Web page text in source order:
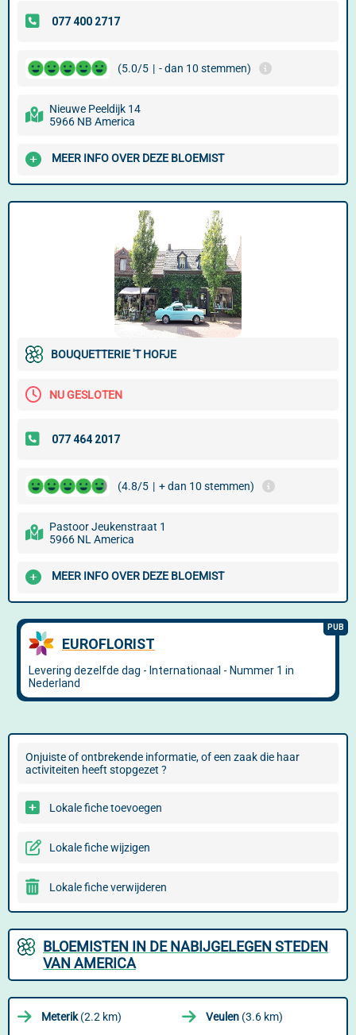
(5.0/5 | - dan 10 stemmen)
Nieuwe Peeldijk 14
5966 NB America
MEER INFO OVER DEZE BLOEMIST
BOUQUETTERIE 'T HOFJE
NU GESLOTEN
(4.8/5 | + dan 10 stemmen)
Pastoor Jeukenstraat 1
5966 NL America
MEER INFO OVER DEZE BLOEMIST
Onjuiste of ontbrekende informatie, of een zaak die haar
activiteiten heeft stopgezet ?
Lokale fiche toevoegen
Lokale fiche wijzigen
Lokale fiche verwijderen
BLOEMISTEN IN DE NABIJGELEGEN STEDEN
VAN AMERICA
Meterik(2.2 km) Veulen (3.6 km)